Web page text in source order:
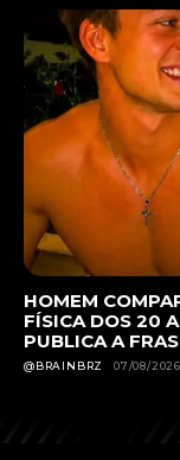
HOMEM
FÍSICA DOS 20
PUBLICA A
@BRAINBRZ 07/08/2026